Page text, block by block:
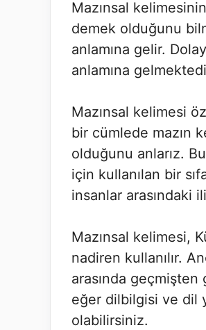
Mazınsal
demek olduğunu
anlamına gelir.
anlamına
Mazınsal kelimesi
bir cümlede mazın
olduğunu anlarız.
için kullanılan bir
insanlar arasındaki
Mazınsal kelimesi,
nadiren kullanılır.
arasında geçmişten
eğer dilbilgisi ve dil
olabilirsiniz.